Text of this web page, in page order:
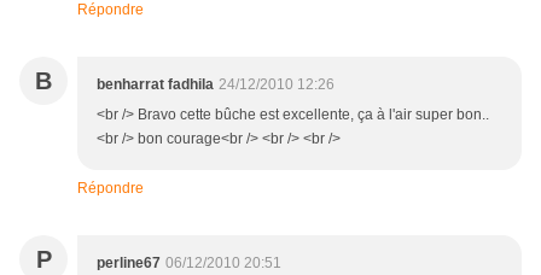
Répondre
B benharrat fadhila 24/12/2010 12:26
<br /> Bravo cette bûche est excellente, ça à l'air super bon..
<br /> bon courage<br /> <br /> <br />
Répondre
P perline67 06/12/2010 20:51